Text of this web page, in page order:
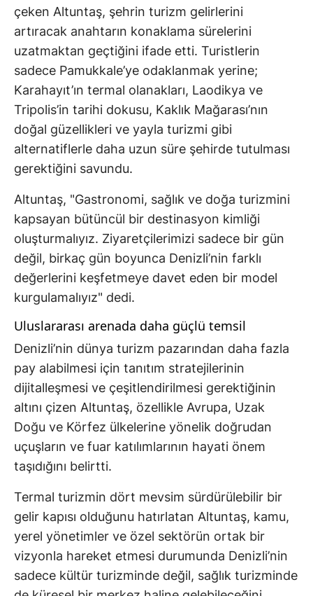
çeken Altuntaş, şehrin turizm gelirlerini
artıracak anahtarın konaklama sürelerini
uzatmaktan geçtiğini ifade etti. Turistlerin
sadece Pamukkale’ye odaklanmak yerine;
Karahayıt’ın termal olanakları, Laodikya ve
Tripolis’in tarihi dokusu, Kaklık Mağarası’nın
doğal güzellikleri ve yayla turizmi gibi
alternatiflerle daha uzun süre şehirde tutulması
gerektiğini savundu.
Altuntaş, "Gastronomi, sağlık ve doğa turizmini
kapsayan bütüncül bir destinasyon kimliği
oluşturmalıyız. Ziyaretçilerimizi sadece bir gün
değil, birkaç gün boyunca Denizli’nin farklı
değerlerini keşfetmeye davet eden bir model
kurgulamalıyız" dedi.
Uluslararası arenada daha güçlü temsil
Denizli’nin dünya turizm pazarından daha fazla
pay alabilmesi için tanıtım stratejilerinin
dijitalleşmesi ve çeşitlendirilmesi gerektiğinin
altını çizen Altuntaş, özellikle Avrupa, Uzak
Doğu ve Körfez ülkelerine yönelik doğrudan
uçuşların ve fuar katılımlarının hayati önem
taşıdığını belirtti.
Termal turizmin dört mevsim sürdürülebilir bir
gelir kapısı olduğunu hatırlatan Altuntaş, kamu,
yerel yönetimler ve özel sektörün ortak bir
vizyonla hareket etmesi durumunda Denizli’nin
sadece kültür turizminde değil, sağlık turizminde